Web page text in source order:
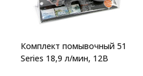
Комплект помывочный 51
Series 18,9 л/мин, 12В